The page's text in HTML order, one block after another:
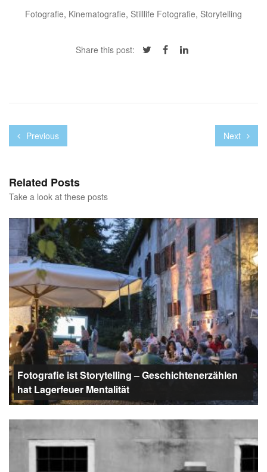
Fotografie, Kinematografie, Stilllife Fotografie, Storytelling
Share this post:
Previous Next
Related Posts
Take a look at these posts
Fotografie ist Storytelling – Geschichtenerzählen
hat Lagerfeuer Mentalität